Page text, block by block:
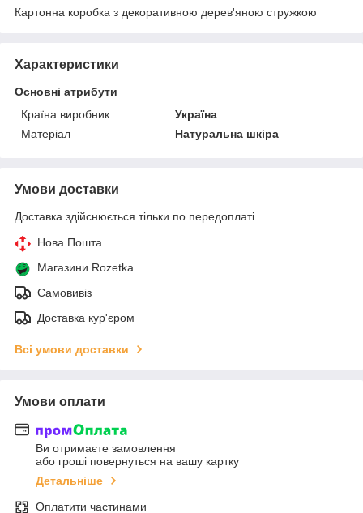
Картонна коробка з декоративною дерев'яною стружкою
Характеристики
Основні атрибути
Країна виробник
Україна
Матеріал
Натуральна шкіра
Умови доставки
Доставка здійснюється тільки по передоплаті.
Нова Пошта
Магазини Rozetka
Самовивіз
Доставка кур'єром
Всі умови доставки
Умови оплати
Ви отримаєте замовлення
або гроші повернуться на вашу картку
Детальніше
Оплатити частинами